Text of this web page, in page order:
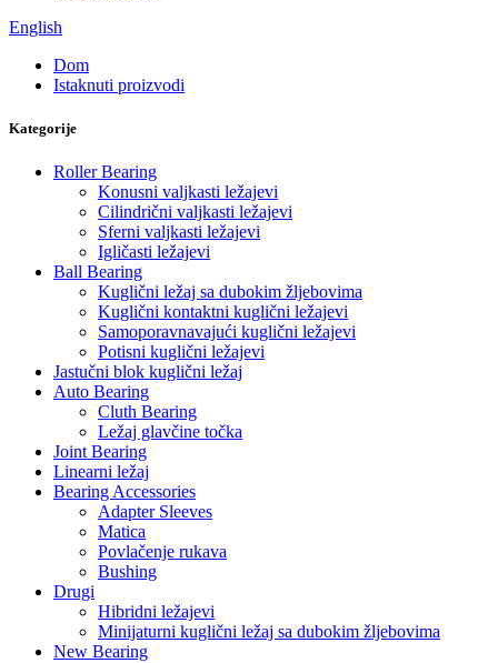
English
Dom
Istaknuti proizvodi
Kategorije
Roller Bearing
Konusni valjkasti ležajevi
Cilindrični valjkasti ležajevi
Sferni valjkasti ležajevi
Igličasti ležajevi
Ball Bearing
Kuglični ležaj sa dubokim žljebovima
Kuglični kontaktni kuglični ležajevi
Samoporavnavajući kuglični ležajevi
Potisni kuglični ležajevi
Jastučni blok kuglični ležaj
Auto Bearing
Cluth Bearing
Ležaj glavčine točka
Joint Bearing
Linearni ležaj
Bearing Accessories
Adapter Sleeves
Matica
Povlačenje rukava
Bushing
Drugi
Hibridni ležajevi
Minijaturni kuglični ležaj sa dubokim žljebovima
New Bearing